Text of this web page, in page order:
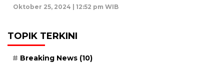
Oktober 25, 2024 | 12:52 pm WIB
TOPIK TERKINI
Breaking News (10)